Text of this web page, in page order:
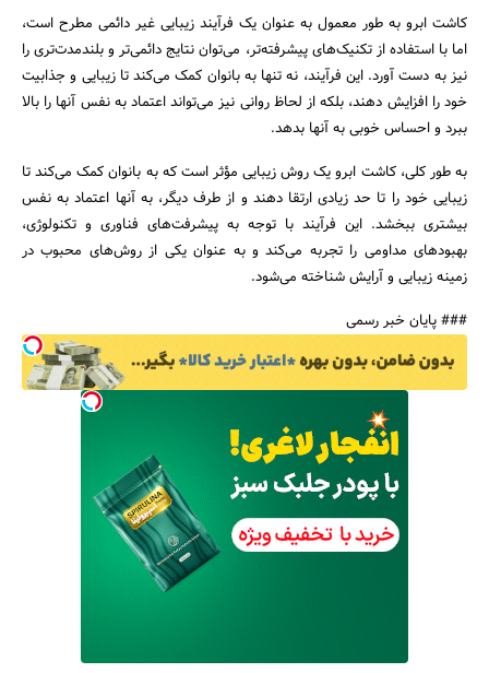
کاشت ابرو به طور معمول به عنوان یک فرآیند زیبایی غیر دائمی مطرح است،
اما با استفاده از تکنیک‌های پیشرفته‌تر، می‌توان نتایج دائمی‌تر و بلندمدت‌تری را
نیز به دست آورد. این فرآیند، نه تنها به بانوان کمک می‌کند تا زیبایی و جذابیت
خود را افزایش دهند، بلکه از لحاظ روانی نیز می‌تواند اعتماد به نفس آنها را بالا
ببرد و احساس خوبی به آنها بدهد.
به طور کلی، کاشت ابرو یک روش زیبایی مؤثر است که به بانوان کمک می‌کند تا
زیبایی خود را تا حد زیادی ارتقا دهند و از طرف دیگر، به آنها اعتماد به نفس
بیشتری ببخشد. این فرآیند با توجه به پیشرفت‌های فناوری و تکنولوژی،
بهبودهای مداومی را تجربه می‌کند و به عنوان یکی از روش‌های محبوب در
زمینه زیبایی و آرایش شناخته می‌شود.
### پایان خبر رسمی